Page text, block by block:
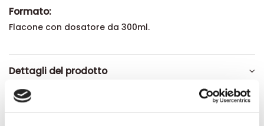
Formato:
Flacone con dosatore da 300ml.
Dettagli del prodotto
Recensioni